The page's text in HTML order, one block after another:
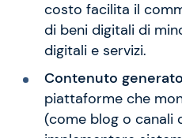
costo facilita il
di beni digitali di
digitali e servizi.
Contenuto
piattaforme che
(come blog o canali